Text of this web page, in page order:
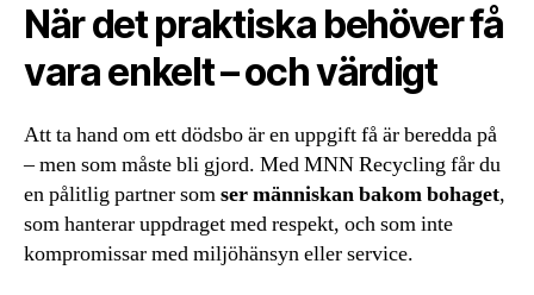
När det praktiska behöver få
vara enkelt – och värdigt
Att ta hand om ett dödsbo är en uppgift få är beredda på
– men som måste bli gjord. Med MNN Recycling får du
en pålitlig partner somser människan bakom bohaget,
som hanterar uppdraget med respekt, och som inte
kompromissar med miljöhänsyn eller service.